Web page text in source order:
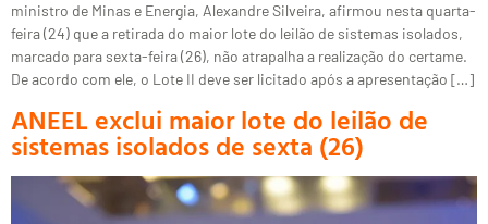
ministro de Minas e Energia, Alexandre Silveira, afirmou nesta quarta-
feira (24) que a retirada do maior lote do leilão de sistemas isolados,
marcado para sexta-feira (26), não atrapalha a realização do certame.
De acordo com ele, o Lote II deve ser licitado após a apresentação […]
ANEEL exclui maior lote do leilão de
sistemas isolados de sexta (26)